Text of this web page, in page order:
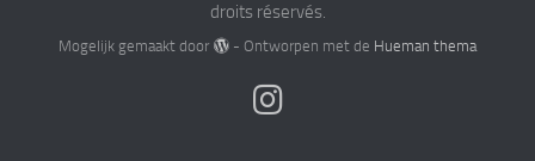
droits réservés.
Mogelijk gemaakt door - Ontworpen met de Hueman thema